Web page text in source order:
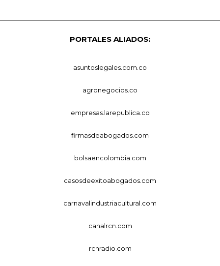
PORTALES ALIADOS:
asuntoslegales.com.co
agronegocios.co
empresas.larepublica.co
firmasdeabogados.com
bolsaencolombia.com
casosdeexitoabogados.com
carnavalindustriacultural.com
canalrcn.com
rcnradio.com